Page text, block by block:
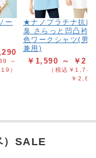
ー
～
）
★ナノプラチナ抗菌
臭 さらっと凹凸衿
色ワークシャツ(男
兼用)
￥1,590 ～ ￥
（税込￥
￥
）SALE